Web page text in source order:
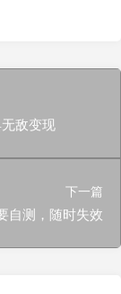
敌变现
下一篇
自测，随时失效